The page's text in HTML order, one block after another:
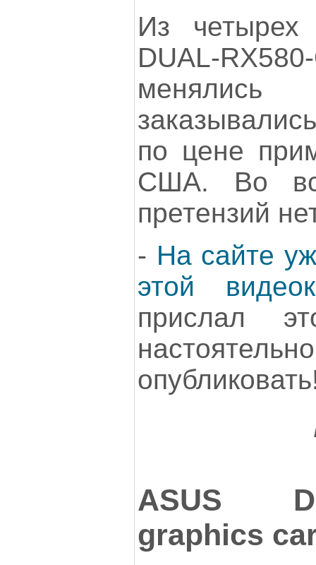
Из четырех
DUAL-
менялись
по цене
США. Во
претензий
- На сайте
этой
прислал
ASUS
graphics